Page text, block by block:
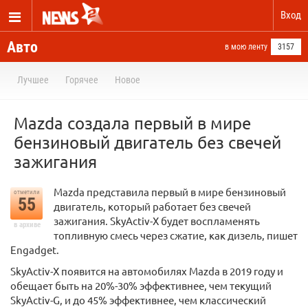
Вход
Авто в мою ленту 3157
Лучшее Горячее Новое
Mazda создала первый в мире
бензиновый двигатель без свечей
зажигания
отметили
55
в архиве
Mazda представила первый в мире бензиновый
двигатель, который работает без свечей
зажигания. SkyActiv-X будет воспламенять
топливную смесь через сжатие, как дизель, пишет
Engadget.
SkyActiv-X появится на автомобилях Mazda в 2019 году и
обещает быть на 20%-30% эффективнее, чем текущий
SkyActiv-G, и до 45% эффективнее, чем классический